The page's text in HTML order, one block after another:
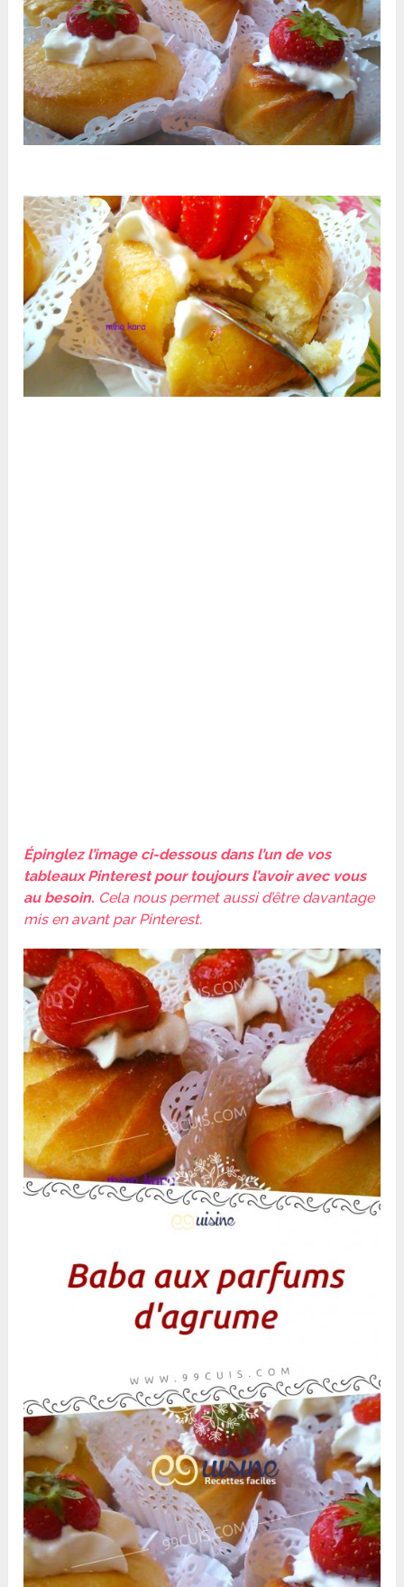
Épinglez l’image ci-dessous dans l’un de vos
tableaux Pinterest pour toujours l’avoir avec vous
au besoin. Cela nous permet aussi d’être davantage
mis en avant par Pinterest.